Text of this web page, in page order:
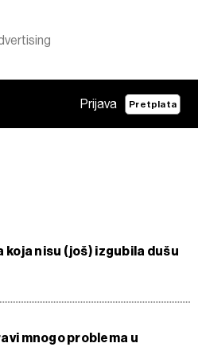
Prijava Pretplata
koja nisu (još) izgubila dušu
mnogo problema u